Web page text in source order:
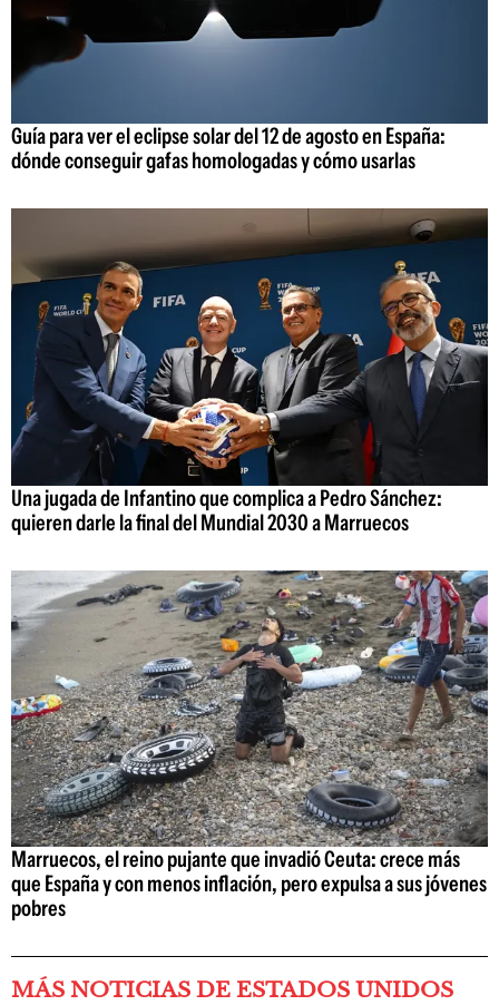
Guía para ver el eclipse solar del 12 de agosto en España:
dónde conseguir gafas homologadas y cómo usarlas
Una jugada de Infantino que complica a Pedro Sánchez:
quieren darle la final del Mundial 2030 a Marruecos
Marruecos, el reino pujante que invadió Ceuta: crece más
que España y con menos inflación, pero expulsa a sus jóvenes
pobres
MÁS NOTICIAS DE ESTADOS UNIDOS